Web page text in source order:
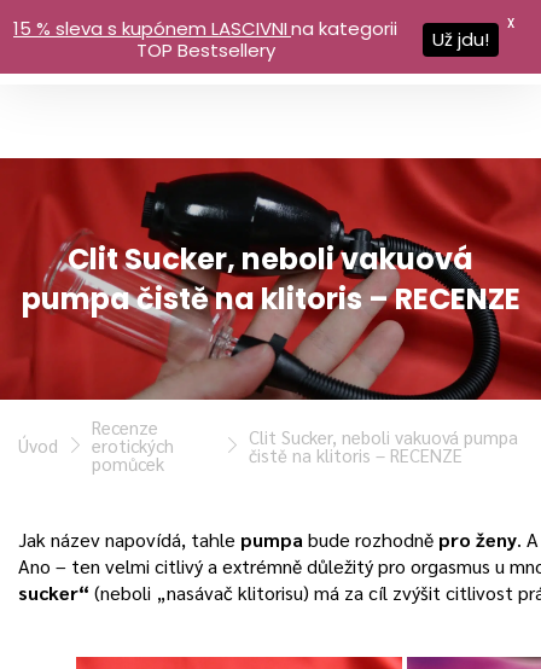
Clit Sucker, neboli vakuová
pumpa čistě na klitoris – RECENZE
Úvod
Recenze
erotických
pomůcek
Clit Sucker, neboli vakuová pumpa
čistě na klitoris – RECENZE
Jak název napovídá, tahle pumpa bude rozhodně pro ženy.
Ano – ten velmi citlivý a extrémně důležitý pro orgasmus u
sucker“ (neboli „nasávač klitorisu) má za cíl zvýšit citlivost
15 % sleva s kupónem LASCIVNIna kategorii
TOP Bestsellery
Už jdu!
X